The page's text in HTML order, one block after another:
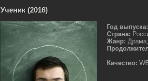
Ученик (2016)
Год выпуска:
Страна:
Жанр:
Качество: